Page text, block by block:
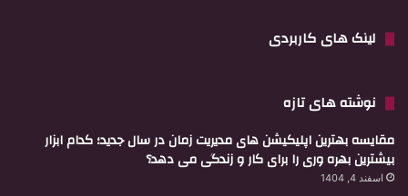
لینک های کاربردی
نوشته های تازه
مقایسه بهترین اپلیکیشن های مدیریت زمان در سال جدید؛ کدام ابزار
بیشترین بهره وری را برای کار و زندگی می دهد؟
اسفند 4, 1404